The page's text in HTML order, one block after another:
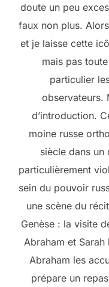
doute un peu
faux non plus.
et je laisse cette
mais pas
particulier
observateurs.
d’introduction.
moine russe
siècle dans
particulièrement
sein du pouvoir
une scène du
Genèse : la visite
Abraham et Sarah
Abraham les
prépare un